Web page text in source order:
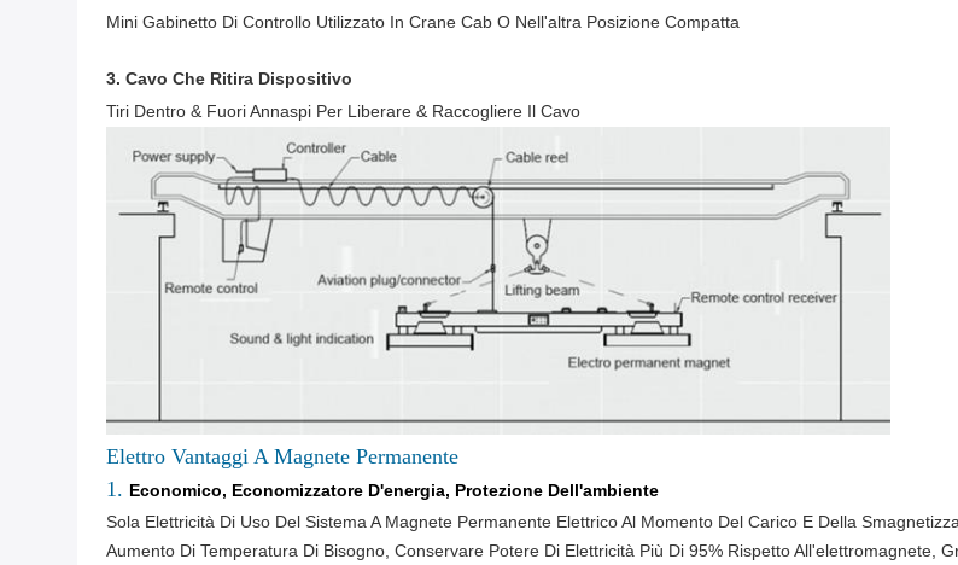
Mini Gabinetto Di Controllo Utilizzato In Crane Cab O Nell'altra Posizione Compatta
3. Cavo Che Ritira Dispositivo
Tiri Dentro & Fuori Annaspi Per Liberare & Raccogliere Il Cavo
Elettro Vantaggi A Magnete Permanente
1. Economico, Economizzatore D'energia, Protezione Dell'ambiente
Sola Elettricità Di Uso Del Sistema A Magnete Permanente Elettrico Al Momento Del Carico E Della
Aumento Di Temperatura Di Bisogno, Conservare Potere Di Elettricità Più Di 95% Rispetto All'elettromagnete,